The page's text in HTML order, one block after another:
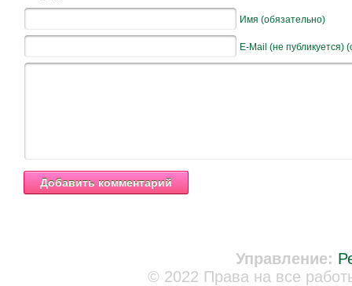
Имя (обязательно)
E-Mail (не публикуется)
Управление:
© 2022 Права на все